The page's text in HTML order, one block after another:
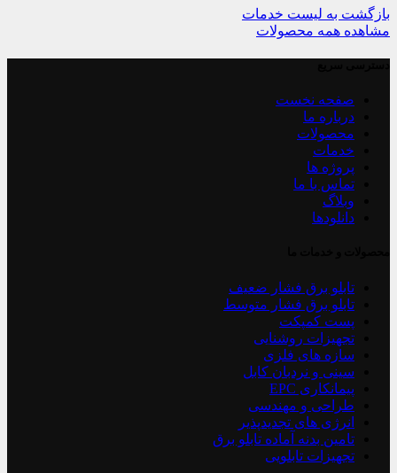
بازگشت به لیست خدمات
مشاهده همه محصولات
صفحه نخست
درباره ما
محصولات
خدمات
پروژه ها
تماس با ما
وبلاگ
دانلودها
تابلو برق فشار ضعیف
تابلو برق فشار متوسط
پست کمپکت
تجهیزات روشنایی
سازه های فلزی
سینی و نردبان کابل
پیمانکاری EPC
طراحی و مهندسی
انرژی های تجدیدپذیر
تامین بدنه آماده تابلو برق
تجهیزات تابلویی